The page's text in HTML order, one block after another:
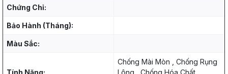
Chứng Chỉ:
Bảo Hành (Tháng):
Màu Sắc:
Tính Năng:
Chống Mài Mòn , Chống Rụng
Lông , Chống Hóa Chất ,